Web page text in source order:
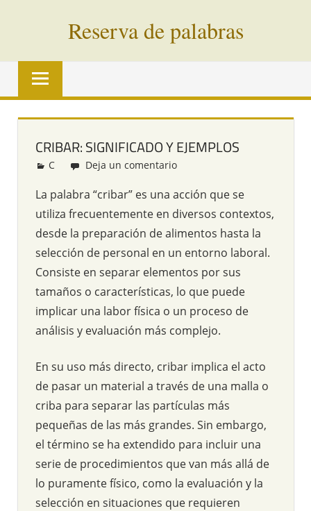
Reserva de palabras
Palabras
vías
todo
mundo
CRIBAR: SIGNIFICADO Y EJEMPLOS
Redacción
C Deja un comentario
La palabra “cribar” es una acción que se
utiliza frecuentemente en diversos contextos,
desde la preparación de alimentos hasta la
selección de personal en un entorno laboral.
Consiste en separar elementos por sus
tamaños o características, lo que puede
implicar una labor física o un proceso de
análisis y evaluación más complejo.
En su uso más directo, cribar implica el acto
de pasar un material a través de una malla o
criba para separar las partículas más
pequeñas de las más grandes. Sin embargo,
el término se ha extendido para incluir una
serie de procedimientos que van más allá de
lo puramente físico, como la evaluación y la
selección en situaciones que requieren